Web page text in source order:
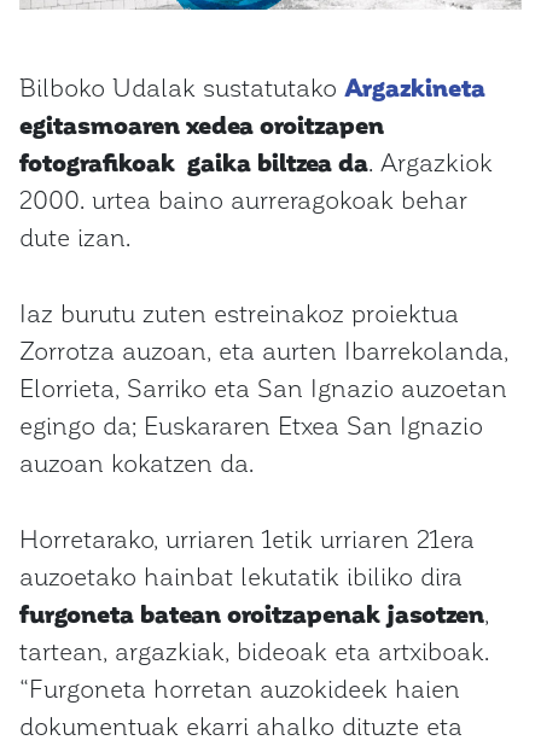
Bilboko Udalak sustatutako Argazkineta
egitasmoaren xedea oroitzapen
fotografikoak gaika biltzea da. Argazkiok
2000. urtea baino aurreragokoak behar
dute izan.
Iaz burutu zuten estreinakoz proiektua
Zorrotza auzoan, eta aurten Ibarrekolanda,
Elorrieta, Sarriko eta San Ignazio auzoetan
egingo da; Euskararen Etxea San Ignazio
auzoan kokatzen da.
Horretarako, urriaren 1etik urriaren 21era
auzoetako hainbat lekutatik ibiliko dira
furgoneta batean oroitzapenak jasotzen,
tartean, argazkiak, bideoak eta artxiboak.
“Furgoneta horretan auzokideek haien
dokumentuak ekarri ahalko dituzte eta